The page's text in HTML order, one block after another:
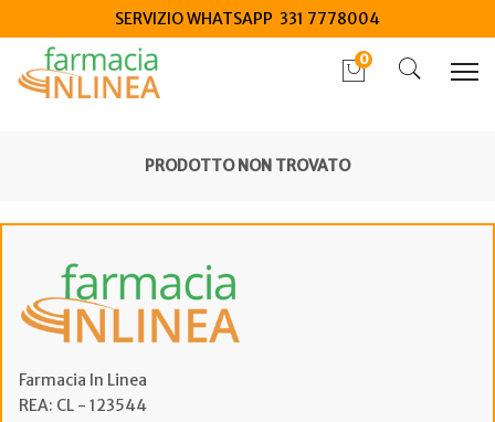
SERVIZIO WHATSAPP 331 7778004
0
PRODOTTO NON TROVATO
Farmacia In Linea
REA: CL - 123544